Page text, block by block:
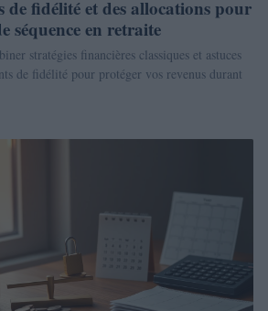
de fidélité et des allocations pour
séquence en retraite
stratégies financières classiques et astuces
de fidélité pour protéger vos revenus durant